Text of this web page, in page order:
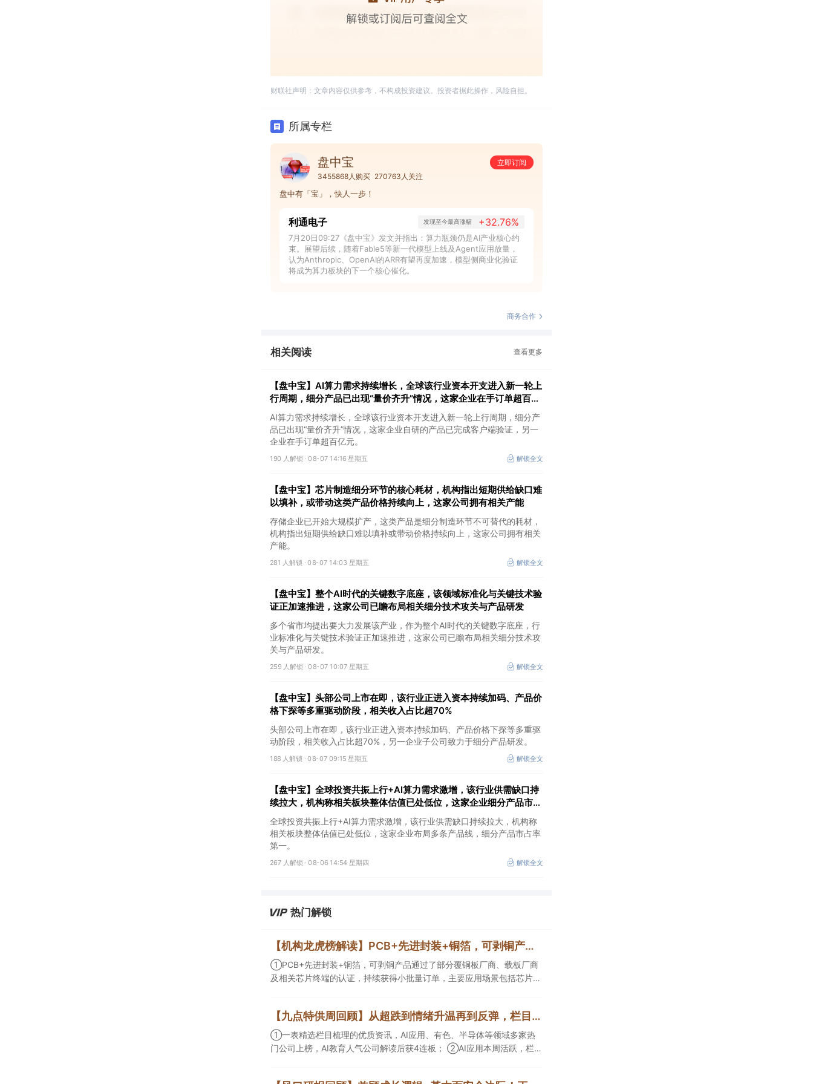
财联社声明：文章内容仅供参考，不构成投资建议。投资者据此操作，风险自担。
所属专栏
盘中宝
立即订阅
3455868人购买 270763人关注
盘中有「宝」，快人一步！
利通电子 发现至今最高涨幅 +32.76%
7月20日09:27《盘中宝》发文并指出：算力瓶颈仍是AI产业核心约
束。展望后续，随着Fable5等新一代模型上线及Agent应用放量，
认为Anthropic、OpenAI的ARR有望再度加速，模型侧商业化验证
将成为算力板块的下一个核心催化。
商务合作
相关阅读 查看更多
【盘中宝】AI算力需求持续增长，全球该行业资本开支进入新一轮上
行周期，细分产品已出现“量价齐升”情况，这家企业在手订单超百亿
AI算力需求持续增长，全球该行业资本开支进入新一轮上行周期，细分产
品已出现“量价齐升”情况，这家企业自研的产品已完成客户端验证，另一
企业在手订单超百亿元。
190 人解锁 ·08-07 14:16 星期五 解锁全文
【盘中宝】芯片制造细分环节的核心耗材，机构指出短期供给缺口难
以填补，或带动这类产品价格持续向上，这家公司拥有相关产能
存储企业已开始大规模扩产，这类产品是细分制造环节不可替代的耗材，
机构指出短期供给缺口难以填补或带动价格持续向上，这家公司拥有相关
产能。
281 人解锁 ·08-07 14:03 星期五 解锁全文
【盘中宝】整个AI时代的关键数字底座，该领域标准化与关键技术验
证正加速推进，这家公司已瞻布局相关细分技术攻关与产品研发
多个省市均提出要大力发展该产业，作为整个AI时代的关键数字底座，行
业标准化与关键技术验证正加速推进，这家公司已瞻布局相关细分技术攻
关与产品研发。
259 人解锁 ·08-07 10:07 星期五 解锁全文
【盘中宝】头部公司上市在即，该行业正进入资本持续加码、产品价
格下探等多重驱动阶段，相关收入占比超70%
头部公司上市在即，该行业正进入资本持续加码、产品价格下探等多重驱
动阶段，相关收入占比超70%，另一企业子公司致力于细分产品研发。
188 人解锁 ·08-07 09:15 星期五 解锁全文
【盘中宝】全球投资共振上行+AI算力需求激增，该行业供需缺口持
续拉大，机构称相关板块整体估值已处低位，这家企业细分产品市占
率第一
全球投资共振上行+AI算力需求激增，该行业供需缺口持续拉大，机构称
相关板块整体估值已处低位，这家企业布局多条产品线，细分产品市占率
第一。
267 人解锁 ·08-06 14:54 星期四 解锁全文
热门解锁
【机构龙虎榜解读】PCB+先进封装+铜箔，可剥铜产品通过了部分覆铜板厂商、载板厂商及相关芯片终端的认证，持续获得小批量订单，主要应用场景包括芯片封装光模块用PCB，机构大额净买入这家公司
①PCB+先进封装+铜箔，可剥铜产品通过了部分覆铜板厂商、载板厂商
及相关芯片终端的认证，持续获得小批量订单，主要应用场景包括芯片封
具备承接细胞与基因治疗产品商业化受托生产的合规资质，这家公司获净
买入。
【九点特供周回顾】从超跌到情绪升温再到反弹，栏目梳理AI应用题材逻辑，AI教育人气公司解读后获4连板
①一表精选栏目梳理的优质资讯，AI应用、有色、半导体等领域多家热
门公司上榜，AI教育人气公司解读后获4连板； ②AI应用本周活跃，栏目